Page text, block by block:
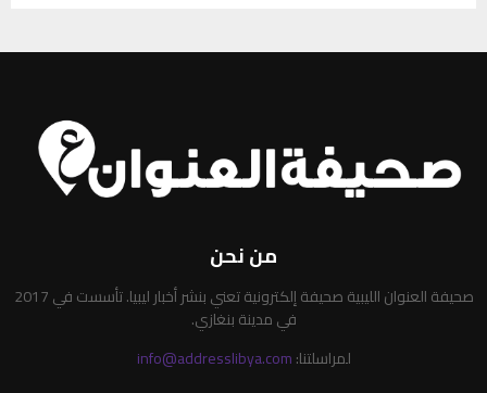
من نحن
صحيفة العنوان الليبية صحيفة إلكترونية تعني بنشر أخبار ليبيا. تأسست في 2017
في مدينة بنغازي.
لمراسلتنا:info@addresslibya.com